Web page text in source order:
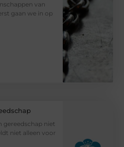
van
gaan we in op
gereedschap niet
niet alleen voor